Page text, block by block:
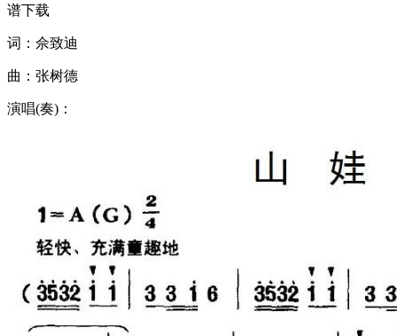
谱下载
词：佘致迪
曲：张树德
演唱(奏)：